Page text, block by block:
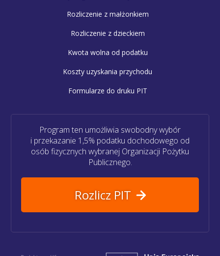
Rozliczenie z małżonkiem
Rozliczenie z dzieckiem
Kwota wolna od podatku
Koszty uzyskania przychodu
Formularze do druku PIT
Program ten umożliwia swobodny wybór
i przekazanie 1,5% podatku dochodowego od
osób fizycznych wybranej Organizacji Pożytku
Publicznego.
Rozlicz PIT